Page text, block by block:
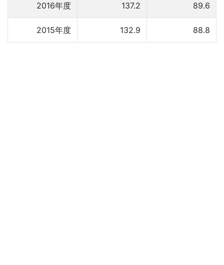
2016年度 137.2 89.6
2015年度 132.9 88.8